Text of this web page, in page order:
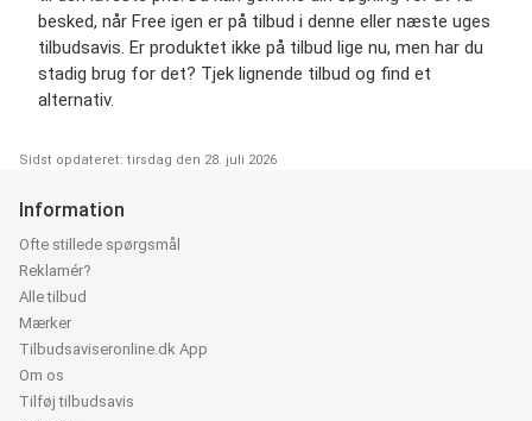
besked, når Free igen er på tilbud i denne eller næste uges
tilbudsavis. Er produktet ikke på tilbud lige nu, men har du
stadig brug for det? Tjek lignende tilbud og find et
alternativ.
Sidst opdateret: tirsdag den 28. juli 2026
Information
Ofte stillede spørgsmål
Reklamér?
Alle tilbud
Mærker
Tilbudsaviseronline.dk App
Om os
Tilføj tilbudsavis